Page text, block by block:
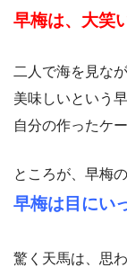
早梅は、大笑
二人で海を見な
美味しいという
自分の作ったケ
ところが、早梅
早梅は目にい
驚く天馬は、思